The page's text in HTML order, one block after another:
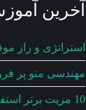
آخرین
استراتژی و راز
مهندسی منو پر
10 مزیت برتر استفاده از طعم دهنده ها ومحصولات رستورانی مزه لذیذ